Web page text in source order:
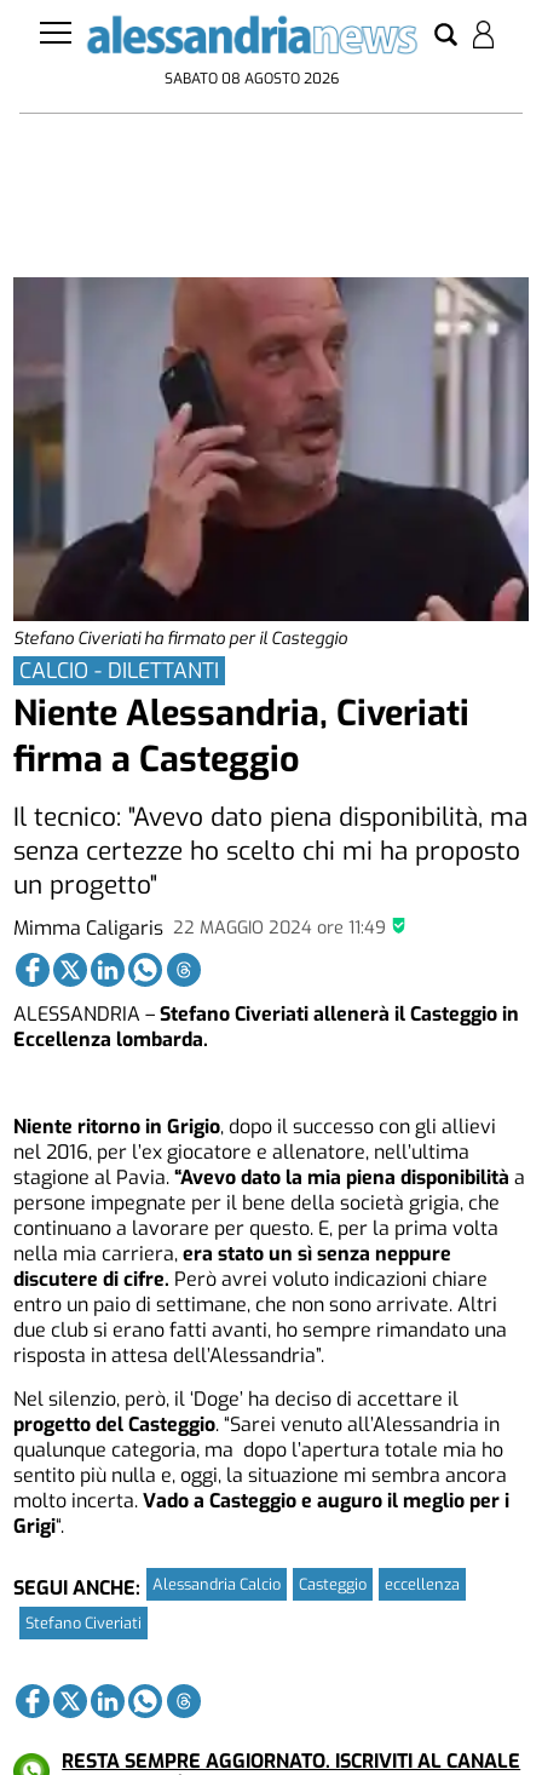
SABATO 08 AGOSTO 2026
Stefano Civeriati ha firmato per il Casteggio
Mimma Caligaris 22 MAGGIO 2024ore 11:49
CALCIO - DILETTANTI
Niente Alessandria, Civeriati
firma a Casteggio
Il tecnico: "Avevo dato piena disponibilità, ma
senza certezze ho scelto chi mi ha proposto
un progetto"
ALESSANDRIA –Stefano Civeriati allenerà il Casteggio in
Eccellenza lombarda.
Niente ritorno in Grigio, dopo il successo con gli allievi
nel 2016, per l’ex giocatore e allenatore, nell’ultima
stagione al Pavia.“Avevo dato la mia piena disponibilità a
persone impegnate per il bene della società grigia, che
continuano a lavorare per questo. E, per la prima volta
nella mia carriera,era stato un sì senza neppure
discutere di cifre. Però avrei voluto indicazioni chiare
entro un paio di settimane, che non sono arrivate. Altri
due club si erano fatti avanti, ho sempre rimandato una
risposta in attesa dell’Alessandria”.
Nel silenzio, però, il ‘Doge’ ha deciso di accettare il
progetto del Casteggio. “Sarei venuto all’Alessandria in
qualunque categoria, ma dopo l’apertura totale mia ho
sentito più nulla e, oggi, la situazione mi sembra ancora
molto incerta.Vado a Casteggio e auguro il meglio per i
Grigi“.
SEGUI ANCHE: Alessandria Calcio Casteggio
eccellenza
Stefano Civeriati
RESTA SEMPRE AGGIORNATO. ISCRIVITI AL CANALE